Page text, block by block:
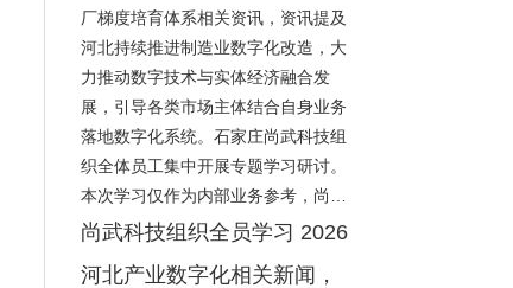
厂梯度培育体系相关资讯，资讯提及
河北持续推进制造业数字化改造，大
力推动数字技术与实体经济融合发
展，引导各类市场主体结合自身业务
落地数字化系统。石家庄尚武科技组
织全体员工集中开展专题学习研讨。
本次学习仅作为内部业务参考，尚…
尚武科技组织全员学习 2026
河北产业数字化相关新闻，